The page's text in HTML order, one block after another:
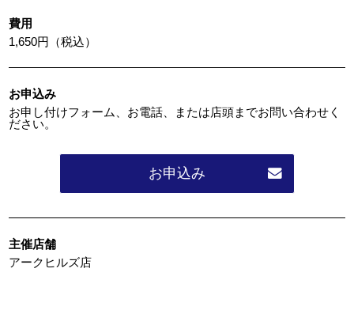
費用
1,650円（税込）
お申込み
お申し付けフォーム、お電話、または店頭までお問い合わせく
ださい。
お申込み
主催店舗
アークヒルズ店